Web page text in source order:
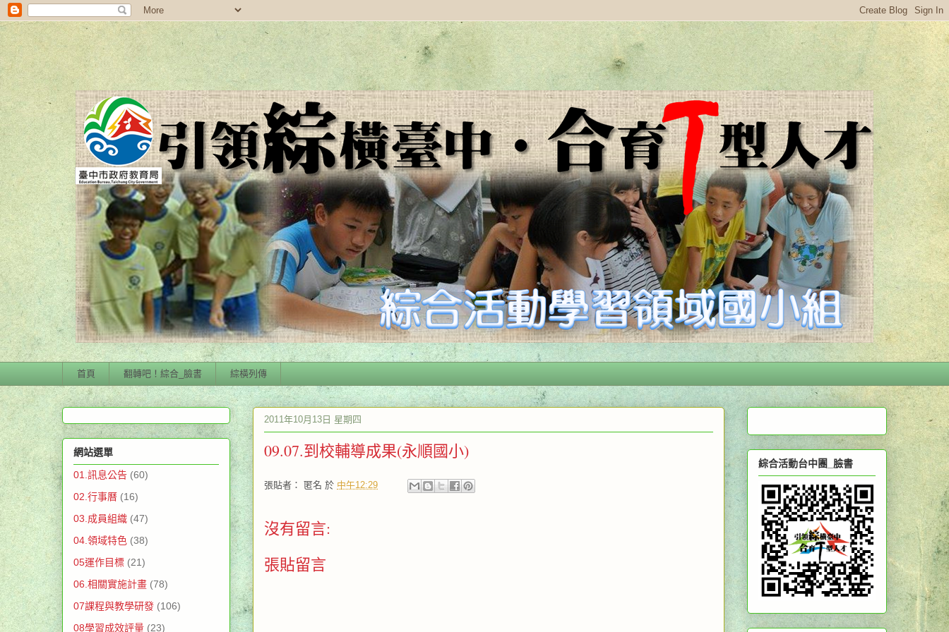
首頁 翻轉吧！綜合_臉書 綜橫列傳
2011年10月13日 星期四
09.07.到校輔導成果(永順國小)
張貼者： 匿名 於 中午12:29
沒有留言:
張貼留言
網站選單
01.訊息公告 (60)
02.行事曆 (16)
03.成員組織 (47)
04.領域特色 (38)
05運作目標 (21)
06.相關實施計畫 (78)
07課程與教學研發 (106)
08學習成效評量 (23)
綜合活動台中團_臉書